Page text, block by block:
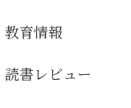
教育情報
読書レビュー